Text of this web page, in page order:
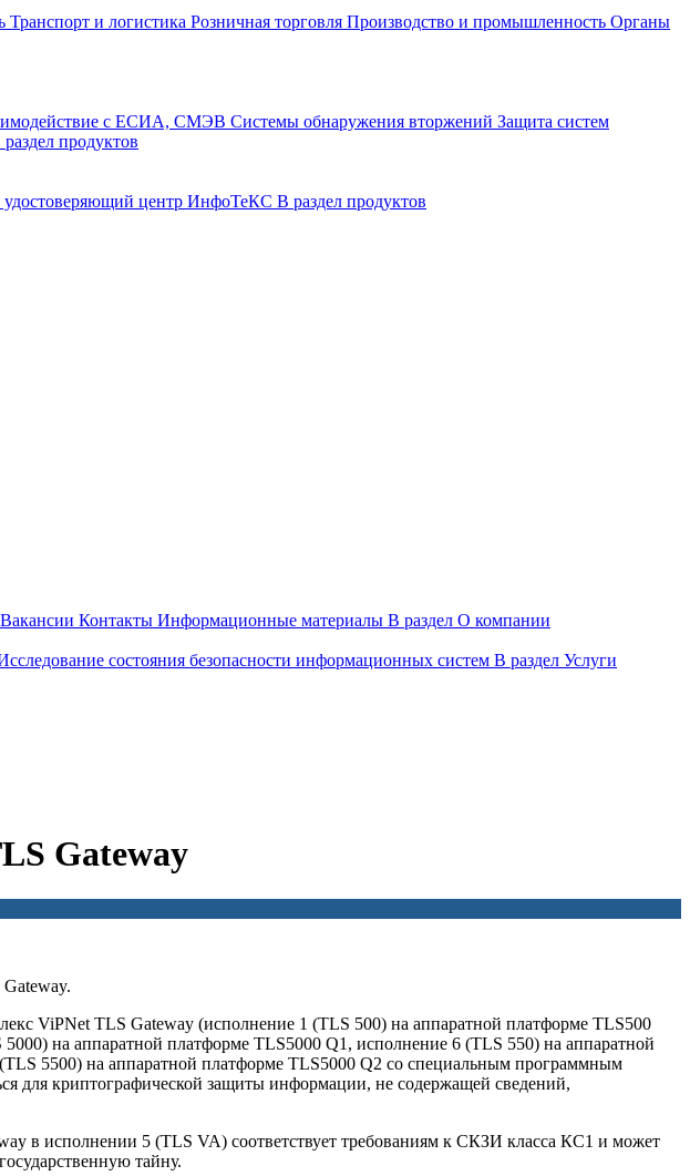
Транспорт и логистика Розничная торговля Производство и промышленность Органы
с ЕСИА, СМЭВ Системы обнаружения вторжений Защита систем
продуктов
удостоверяющий центр ИнфоТеКС В раздел продуктов
Вакансии Контакты Информационные материалы В раздел О компании
состояния безопасности информационных систем В раздел Услуги
Gateway
ViPNet TLS Gateway (исполнение 1 (TLS 500) на аппаратной платформе TLS500
на аппаратной платформе TLS5000 Q1, исполнение 6 (TLS 550) на аппаратной
5500) на аппаратной платформе TLS5000 Q2 со специальным программным
для криптографической защиты информации, не содержащей сведений,
в исполнении 5 (TLS VA) соответствует требованиям к СКЗИ класса КС1 и может
тайну.